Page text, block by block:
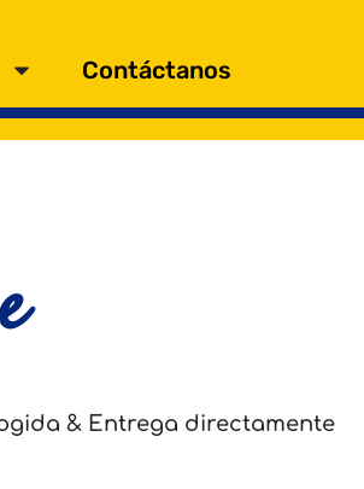
Contáctanos
& Entrega directamente